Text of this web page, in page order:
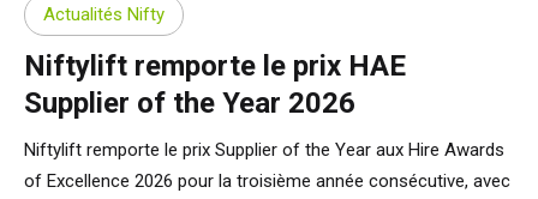
Actualités Nifty
Niftylift remporte le prix HAE
Supplier of the Year 2026
Niftylift remporte le prix Supplier of the Year aux Hire Awards
of Excellence 2026 pour la troisième année consécutive, avec